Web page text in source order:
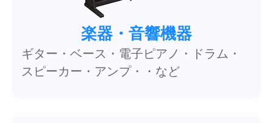
楽器・音響機器
ギター・ベース・電子ピアノ・ドラム・
スピーカー・アンプ・・など